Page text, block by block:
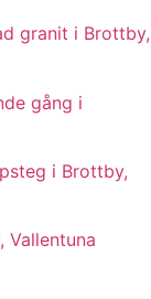
granit i Brottby,
gång i
i Brottby,
Vallentuna